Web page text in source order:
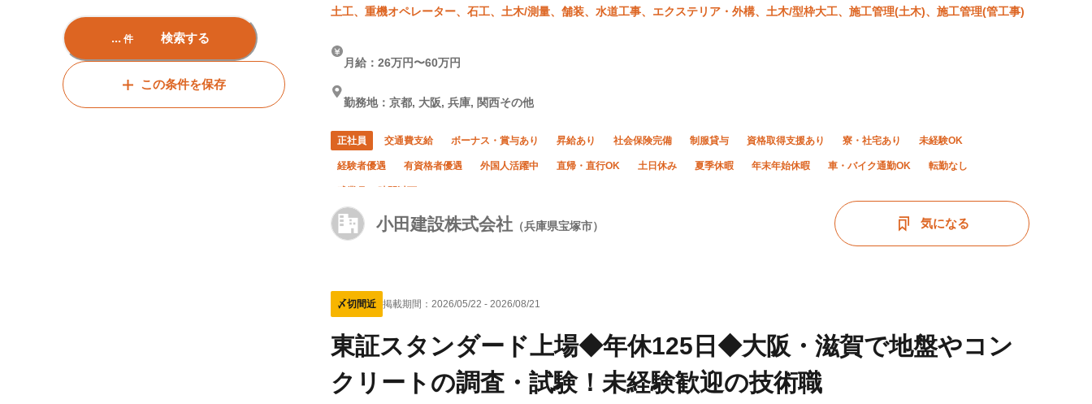
... 件 検索する
この条件を保存
土工、重機オペレーター、石工、土木/測量、舗装、水道工事、エクステリア・外構、土木/型枠大工、施工管理(土木)、施工管理(管工事)
小田建設株式会社 （兵庫県宝塚市）
月給：26万円〜60万円
勤務地：京都, 大阪, 兵庫, 関西その他
正社員 交通費支給 ボーナス・賞与あり 昇給あり 社会保険完備 制服貸与 資格取得支援あり 寮・社宅あり 未経験OK
経験者優遇 有資格者優遇 外国人活躍中 直帰・直行OK 土日休み 夏季休暇 年末年始休暇 車・バイク通勤OK 転勤なし
気になる
〆切間近 掲載期間： 2026/05/22 - 2026/08/21
東証スタンダード上場◆年休125日◆大阪・滋賀で地盤やコン
クリートの調査・試験！未経験歓迎の技術職